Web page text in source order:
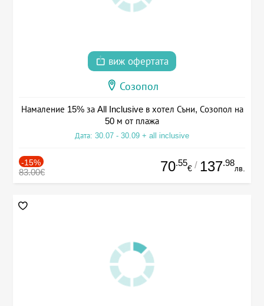
виж офертата
Созопол
Намаление 15% за All Inclusive в хотел Съни, Созопол на
50 м от плажа
Дата: 30.07 - 30.09 + all inclusive
-15%
83.00€ 70.55
€ / 137.98
лв.